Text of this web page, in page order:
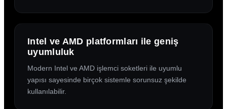
Intel ve AMD platformları ile geniş
uyumluluk
Modern Intel ve AMD işlemci soketleri ile uyumlu
yapısı sayesinde birçok sistemle sorunsuz şekilde
kullanılabilir.